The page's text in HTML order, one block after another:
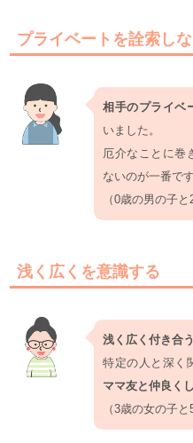
プライベートを詮索し
相手のプライベ
いました。
厄介なことに巻
ないのが一番です
（0歳の男の子
浅く広くを意識する
浅く広く付き合う
特定の人と深く
ママ友と仲良く
（3歳の女の子